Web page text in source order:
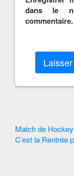
dans le
commentaire.
Autres
Articles
Match de
C’est la Rentrée